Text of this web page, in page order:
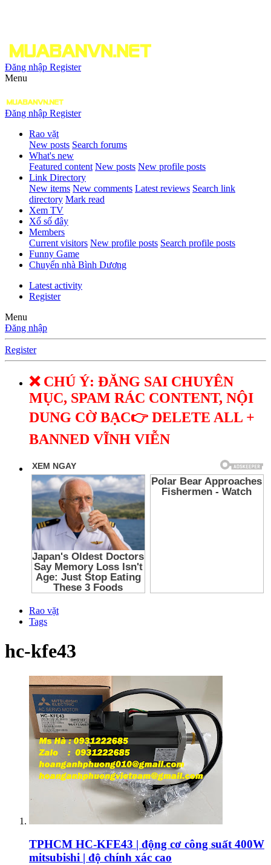
Đăng nhập Register
Menu
Đăng nhập Register
Rao vặt
New posts Search forums
What's new
Featured content New posts New profile posts
Link Directory
New items New comments Latest reviews Search link
directory Mark read
Xem TV
Xổ số đây
Members
Current visitors New profile posts Search profile posts
Funny Game
Chuyển nhà Bình Dương
Latest activity
Register
Menu
Đăng nhập
Register
❌ CHÚ Ý: ĐĂNG SAI CHUYÊN
MỤC, SPAM RÁC CONTENT, NỘI
DUNG CỜ BẠC👉 DELETE ALL +
BANNED VĨNH VIỄN
Rao vặt
Tags
hc-kfe43
TPHCM HC-KFE43 | động cơ công suất 400W
mitsubishi | độ chính xác cao